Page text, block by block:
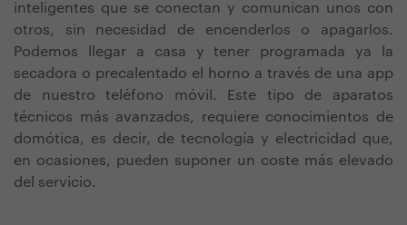
inteligentes que se conectan y comunican unos con
otros, sin necesidad de encenderlos o apagarlos.
Podemos llegar a casa y tener programada ya la
secadora o precalentado el horno a través de una app
de nuestro teléfono móvil. Este tipo de aparatos
técnicos más avanzados, requiere conocimientos de
domótica, es decir, de tecnología y electricidad que,
en ocasiones, pueden suponer un coste más elevado
del servicio.